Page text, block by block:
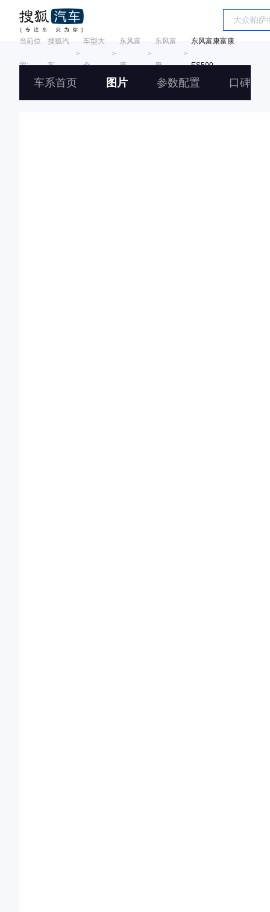
当前位
置:
搜狐汽
车
＞
车型大
全
＞
东风富
康
＞
东风富
康
＞
东风富康富康
ES500
车系首页 图片 参数配置 口碑